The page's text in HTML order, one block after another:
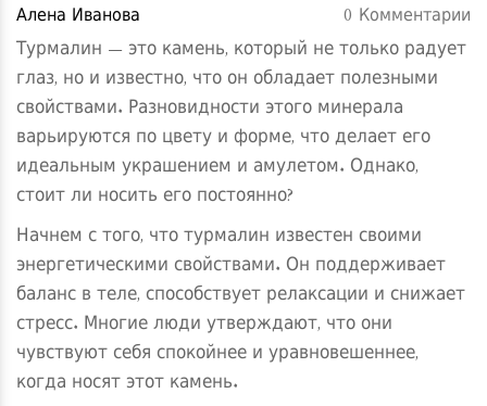
Алена Иванова 0 Комментарии
Турмалин — это камень, который не только радует
глаз, но и известно, что он обладает полезными
свойствами. Разновидности этого минерала
варьируются по цвету и форме, что делает его
идеальным украшением и амулетом. Однако,
стоит ли носить его постоянно?
Начнем с того, что турмалин известен своими
энергетическими свойствами. Он поддерживает
баланс в теле, способствует релаксации и снижает
стресс. Многие люди утверждают, что они
чувствуют себя спокойнее и уравновешеннее,
когда носят этот камень.